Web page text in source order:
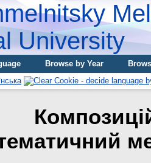
University
Browse by Year